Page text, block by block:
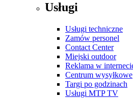
Usługi
Usługi techniczne
Zamów personel
Contact Center
Miejski outdoor
Reklama w
Centrum wysyłkowe
Targi po godzinach
Usługi MTP TV